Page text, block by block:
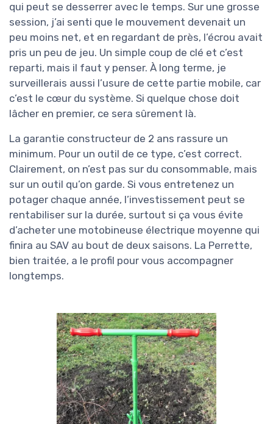
qui peut se desserrer avec le temps. Sur une grosse
session, j’ai senti que le mouvement devenait un
peu moins net, et en regardant de près, l’écrou avait
pris un peu de jeu. Un simple coup de clé et c’est
reparti, mais il faut y penser. À long terme, je
surveillerais aussi l’usure de cette partie mobile, car
c’est le cœur du système. Si quelque chose doit
lâcher en premier, ce sera sûrement là.
La garantie constructeur de 2 ans rassure un
minimum. Pour un outil de ce type, c’est correct.
Clairement, on n’est pas sur du consommable, mais
sur un outil qu’on garde. Si vous entretenez un
potager chaque année, l’investissement peut se
rentabiliser sur la durée, surtout si ça vous évite
d’acheter une motobineuse électrique moyenne qui
finira au SAV au bout de deux saisons. La Perrette,
bien traitée, a le profil pour vous accompagner
longtemps.